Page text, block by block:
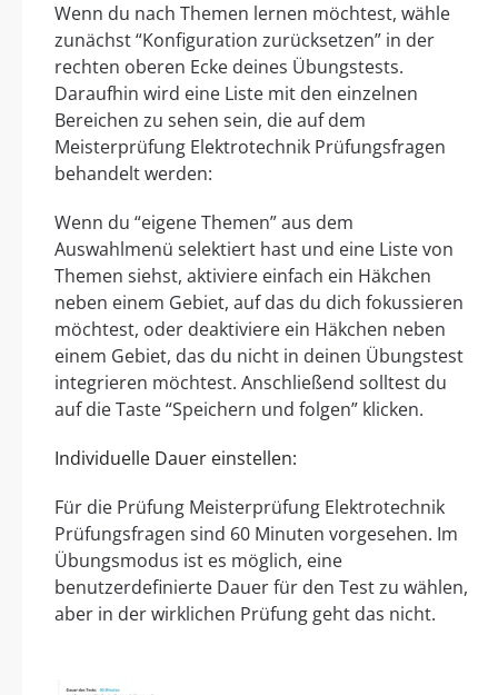
Wenn du nach Themen lernen möchtest, wähle
zunächst “Konfiguration zurücksetzen” in der
rechten oberen Ecke deines Übungstests.
Daraufhin wird eine Liste mit den einzelnen
Bereichen zu sehen sein, die auf dem
Meisterprüfung Elektrotechnik Prüfungsfragen
behandelt werden:
Wenn du “eigene Themen” aus dem
Auswahlmenü selektiert hast und eine Liste von
Themen siehst, aktiviere einfach ein Häkchen
neben einem Gebiet, auf das du dich fokussieren
möchtest, oder deaktiviere ein Häkchen neben
einem Gebiet, das du nicht in deinen Übungstest
integrieren möchtest. Anschließend solltest du
auf die Taste “Speichern und folgen” klicken.
Individuelle Dauer einstellen:
Für die Prüfung Meisterprüfung Elektrotechnik
Prüfungsfragen sind 60 Minuten vorgesehen. Im
Übungsmodus ist es möglich, eine
benutzerdefinierte Dauer für den Test zu wählen,
aber in der wirklichen Prüfung geht das nicht.